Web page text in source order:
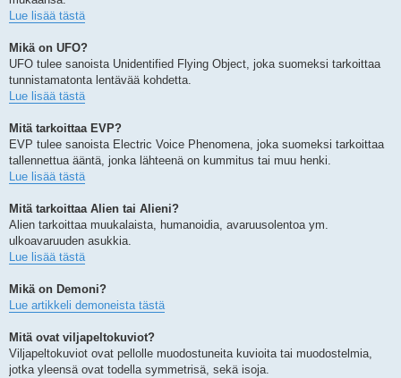
Lue lisää tästä
Mikä on UFO?
UFO tulee sanoista Unidentified Flying Object, joka suomeksi tarkoittaa
tunnistamatonta lentävää kohdetta.
Lue lisää tästä
Mitä tarkoittaa EVP?
EVP tulee sanoista Electric Voice Phenomena, joka suomeksi tarkoittaa
tallennettua ääntä, jonka lähteenä on kummitus tai muu henki.
Lue lisää tästä
Mitä tarkoittaa Alien tai Alieni?
Alien tarkoittaa muukalaista, humanoidia, avaruusolentoa ym.
ulkoavaruuden asukkia.
Lue lisää tästä
Mikä on Demoni?
Lue artikkeli demoneista tästä
Mitä ovat viljapeltokuviot?
Viljapeltokuviot ovat pellolle muodostuneita kuvioita tai muodostelmia,
jotka yleensä ovat todella symmetrisä, sekä isoja.